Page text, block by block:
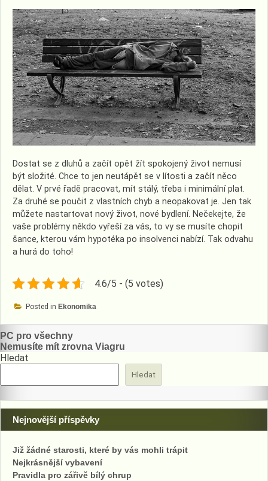
Dostat se z dluhů a začít opět žít spokojený život nemusí
být složité. Chce to jen neutápět se v lítosti a začít něco
dělat. V prvé řadě pracovat, mít stálý, třeba i minimální plat.
Za druhé se poučit z vlastních chyb a neopakovat je. Jen tak
můžete nastartovat nový život, nové bydlení. Nečekejte, že
vaše problémy někdo vyřeší za vás, to vy se musíte chopit
šance, kterou vám hypotéka po insolvenci nabízí. Tak odvahu
a hurá do toho!
4.6/5 - (5 votes)
Posted in Ekonomika
Navigace
pro
PC pro všechny
Nemusíte mít zrovna Viagru
Hledat
Hledat
Nejnovější příspěvky
Již žádné starosti, které by vás mohli trápit
Nejkrásnější vybavení
Pravidla pro zářivě bílý chrup